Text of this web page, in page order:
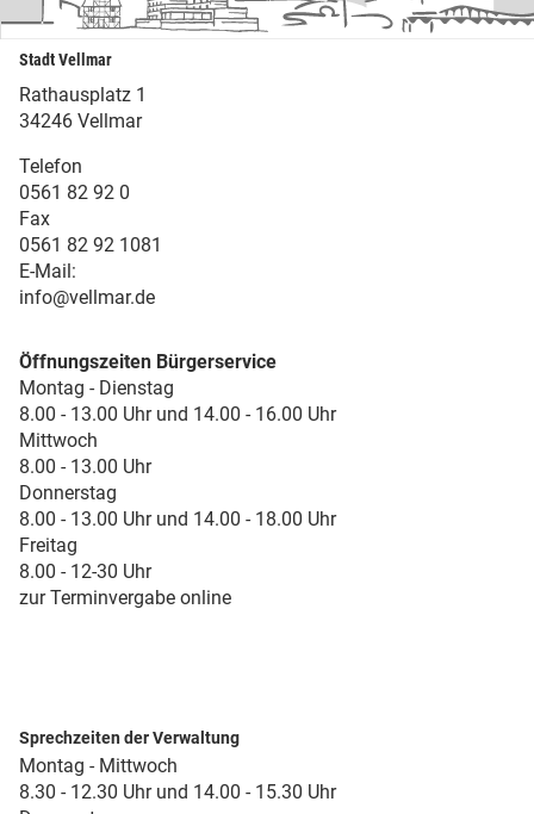
Stadt Vellmar
Rathausplatz 1
34246 Vellmar
Telefon
0561 82 92 0
Fax
0561 82 92 1081
E-Mail:
info@vellmar.de
Öffnungszeiten Bürgerservice
Montag - Dienstag
8.00 - 13.00 Uhr und 14.00 - 16.00 Uhr
Mittwoch
8.00 - 13.00 Uhr
Donnerstag
8.00 - 13.00 Uhr und 14.00 - 18.00 Uhr
Freitag
8.00 - 12-30 Uhr
zur Terminvergabe online
Sprechzeiten der Verwaltung
Montag - Mittwoch
8.30 - 12.30 Uhr und 14.00 - 15.30 Uhr